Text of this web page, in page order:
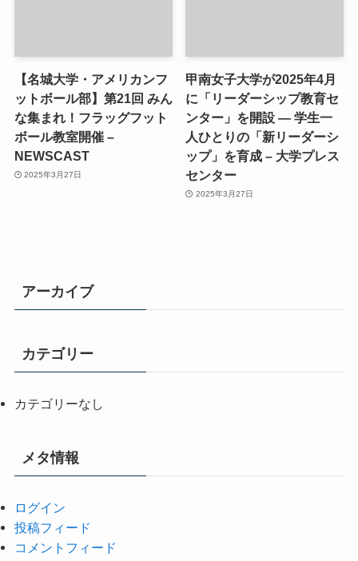
【名城大学・アメリカンフ
ットボール部】第21回 みん
な集まれ！フラッグフット
ボール教室開催 –
NEWSCAST
2025年3月27日
甲南女子大学が2025年4月
に「リーダーシップ教育セ
ンター」を開設 ― 学生一
人ひとりの「新リーダーシ
ップ」を育成 – 大学プレス
センター
2025年3月27日
アーカイブ
カテゴリー
カテゴリーなし
メタ情報
ログイン
投稿フィード
コメントフィード